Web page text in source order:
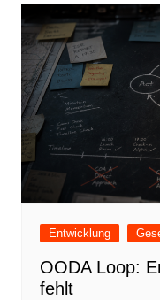
Entwicklung
OODA Loop:
fehlt